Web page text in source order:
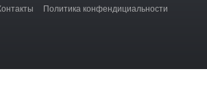
Политика конфендициальности